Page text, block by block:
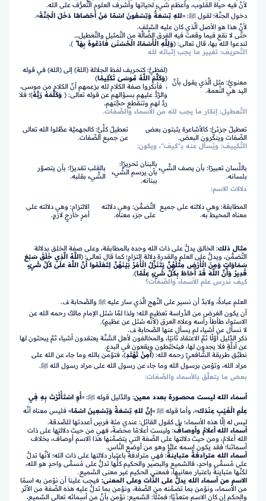
لأنَّ فيه حياة القلوب، وأعظم شيءٍ لحياتها وأشرف العلوم التَّعرُّف على الله.
دخول الجنَّة؛ لقول ﷺ: «للهِ تِسْعَةٌ وَتِسْعُونَ اسْمًا مَنْ أَحْصَاهَا دَخَلَ الْجَنَّةَ».
لأنَّ هذا هو الأصل الَّذي كان عليه السَّلف.
حتَّى لا نقع فيما وقعت فيه الفرق الضَّالَّة من التَّمثيل والتَّعطيل…
لندعوا الله بها، قال تعالى: ﴿وَلِلَّهِ الْأَسْمَاءُ الْحُسْنَىٰ فَادْعُوهُ بِهَا ۖ ﴾.
التَّحريف: تغيير ما يجب إثباته لله
معنويٌّ: مثل الَّذي يقول بأنَّ
اليد هي النِّعمة.
(لفظيٌّ: كتحريف لفظ الجلالة (اللهُ) إلى (اللهَ) في قوله
(وَكَلَّمَ اللَّهُ مُوسَىٰ تَكْلِيمًا﴾
، فأنكروا صفة الكلام لله بزعمهم أنَّ الكلام من موسى،
والرَّدُّ عليهم بسؤالهم عن قوله تعالى: ﴿ وَكَلَّمَهُ رَبُّهُ﴾؛ فلا
ردَّ لهم وتنقطع حجَّتهم.
التَّعطيل: إنكار ما يجب لله من الأسماء والصِّفات.
تعطيلٌ جزئيٌّ: كالأشاعرة يثبتون بعض
الصِّفات وينكرون البعض.
تعطيلٌ كلِّيٌّ: كالجهميَّة عطَّلوا الله تعالى
عن جميع الصِّفات.
التَّكييف: ويُسأل عنه بـ"كيف"، ويكون:
باللِّسان تعبيرًا: بأن يصف الشَّيء
بلسانه.
بالبنان تحريرًا:
بأن يرسم الشَّيء
ببنانه.
بالقلب تقديرًا: بأن يتصوَّر
الشَّيء بقلبه.
دلالات الاسم:
المطابقة: وهي دلالته على جميع
معناه المحيط به.
التَّضمُّن: وهي دلالته
على جزء معناه.
الالتزام: وهي دلالته على
أمرٍ خارجٍ لازمٍ.
مثال ذلك: الخالق يدلُّ على ذات الله وحده بالمطابقة، وعلى صفة الخلق بدلالة
التَّضمُّن، ويدلُّ على العلم والقدرة دلالة التزامٍ؛ كما قال تعالى: ﴿اللَّهُ الَّذِي خَلَقَ سَبْعَ
سَمَاوَاتٍ وَمِنَ الْأَرْضِ مِثْلَهُنَّ يَتَنَزَّلُ الْأَمْرُ بَيْنَهُنَّ لِتَعْلَمُوا أَنَّ اللَّهَ عَلَىٰ كُلِّ شَيْءٍ
قَدِيرٌ وَأَنَّ اللَّهَ قَدْ أَحَاطَ بِكُلِّ شَيْءٍ عِلْمًا﴾.
كيف ندرس علم الأسماء والصِّفات؟
العلم عبادةٌ، ولابدَّ أن نسير على النَّهج الَّذي سار عليه ﷺ والصَّحابة ﭫ.
أن يكون الغرض من الدِّراسة تعظيم الله؛ ولذا لمَّا سُئل الإمام مالكٌ رحمه الله عن
الاستواء طأطأ رأسه وعلاه العرق (لأنَّه سُئل عن عظيمٍ).
لا نسأل عن أشياء لم يسأل عنها الصَّحابة ﭫ.
ذكر الدَّليل أوَّلًا ثمَّ الاعتقاد ثانيًا، والمخالفون لأهل السُّنَّة يعتقدون أشياء ثمَّ يبحثون لها
عن أدلَّةٍ فلا يجدون لها، فيتخبَّطون ويقعون في البدع.
نطبِّق طريقة الشَّافعيِّ رحمه الله: (آمِنْ تَهْتَدِ)، فتؤمن بالله وما جاء عن الله على
مراد الله، وتؤمن برسول الله وما جاء عن رسول الله على مراد رسول الله ﷺ.
بعض ما يتعلَّق بالأسماء والصِّفات:
أسماء الله ليست محصورة بعدد معين: والدَّليل قوله ﷺ: «أَوِ اسْتَأْثَرْتَ بِهِ فِي
عِلْمِ الْغَيْبِ عِنْدَكَ»، وأما قوله ﷺ «إِنَّ للهِ تِسْعَةً وَتِسْعِينَ اسْمًا» فليس معناه أنَّه
ليس له إلَّا هذه الأسماء؛ بل كقول القائل: عندي مئة فرسٍ أعددتها للصَّدقة.
أسماء الله أعلامٌ وأوصافٌ: وليست أعلامًا محضةً، فهي من حيث دلالتها على ذات
الله أعلامٌ، ومن حيث دلالتها على الصِّفة التي يتضمَّنها هذا الاسم أوصافٌ، بخلاف
أسمائنا؛ فقد يكون اسمه عليًّا وهو من أوضع النَّاس.
أسماء الله مترادفةٌ متباينةٌ: فهي مترادفةٌ باعتبار دلالتها على ذات الله؛ لأنَّها تدلُّ
على مُسمًّى واحدٍ، فالسَّميع والبصير والحكيم كلُّها تدلُّ على مُسمًّى واحدٍ هو الله،
لكنَّها متباينةٌ باعتبار معانيها، فمعنى الحكيم غير معنى السَّميع.
الاسم من أسماء الله يدلُّ على الذَّات وعلى المعنى: فيجب علينا أن نؤمن به اسمًا
من الأسماء، ونؤمن بما تضمَّنه من الصِّفة، ونؤمن بما تدلُّ عليه هذه الصِّفة من الأثر
والحكم إن كان الاسم متعدِّيًا؛ فمثلًا: السَّميع: نؤمن بأنَّ من أسمائه تعالى السَّميع،